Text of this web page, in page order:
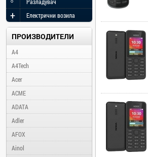
Електрични возила
+
ПРОИЗВОДИТЕЛИ
A4
A4Tech
Acer
ACME
ADATA
Adler
AFOX
Ainol